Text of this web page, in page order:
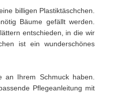
billigen Plastiktäschchen.
Bäume gefällt werden.
entschieden, in die wir
ist ein wunderschönes
Ihrem Schmuck haben.
Pflegeanleitung mit